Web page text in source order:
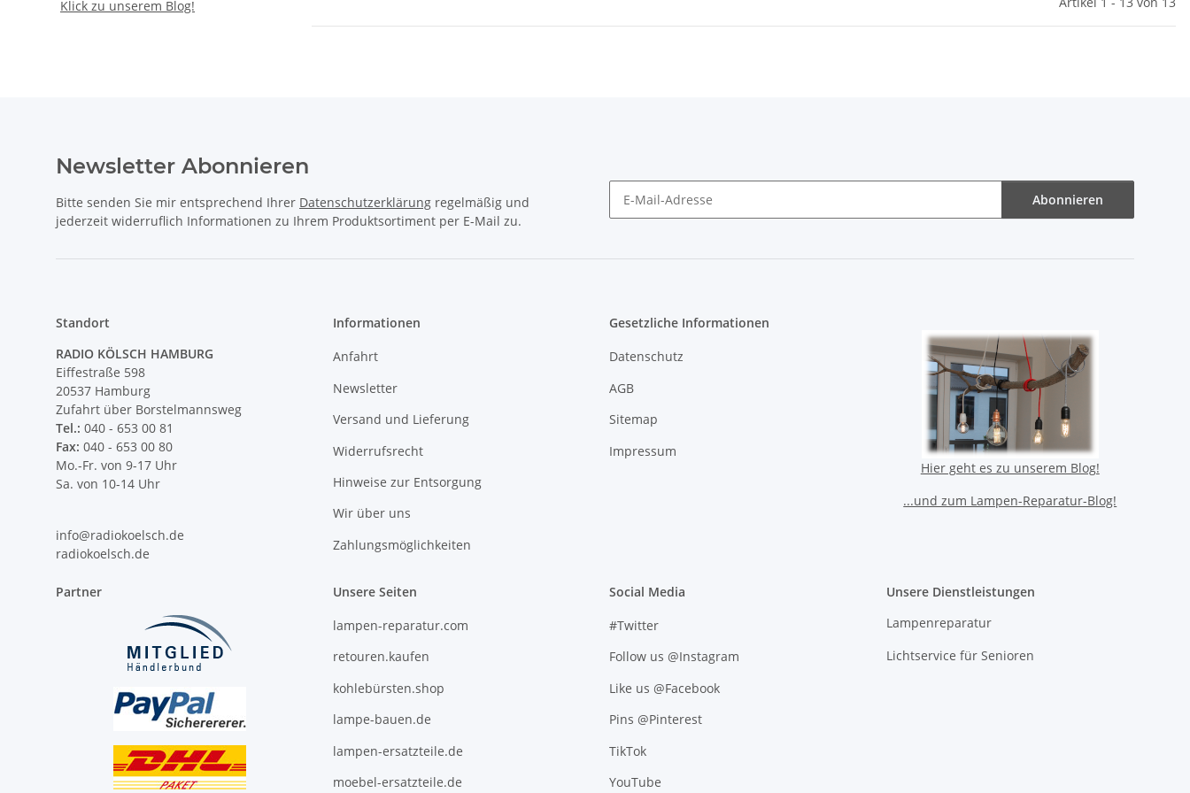
Klick zu unserem Blog!
Newsletter Abonnieren
Bitte senden Sie mir entsprechend Ihrer Datenschutzerklärung regelmäßig und
jederzeit widerruflich Informationen zu Ihrem Produktsortiment per E-Mail zu.
Abonnieren
Standort
RADIO KÖLSCH HAMBURG
Eiffestraße 598
20537 Hamburg
Zufahrt über Borstelmannsweg
Tel.: 040 - 653 00 81
Fax: 040 - 653 00 80
Mo.-Fr. von 9-17 Uhr
Sa. von 10-14 Uhr
info@radiokoelsch.de
radiokoelsch.de
Informationen
Anfahrt
Newsletter
Versand und Lieferung
Widerrufsrecht
Hinweise zur Entsorgung
Wir über uns
Zahlungsmöglichkeiten
Gesetzliche Informationen
Datenschutz
AGB
Sitemap
Impressum
Hier geht es zu unserem Blog!
...und zum Lampen-Reparatur-Blog!
Partner Unsere Seiten
lampen-reparatur.com
retouren.kaufen
kohlebürsten.shop
lampe-bauen.de
lampen-ersatzteile.de
moebel-ersatzteile.de
Social Media
#Twitter
Follow us @Instagram
Like us @Facebook
Pins @Pinterest
TikTok
YouTube
Unsere Dienstleistungen
Lampenreparatur
Lichtservice für Senioren